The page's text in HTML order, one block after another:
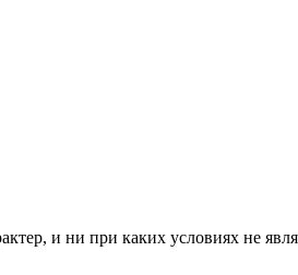
и ни при каких условиях не